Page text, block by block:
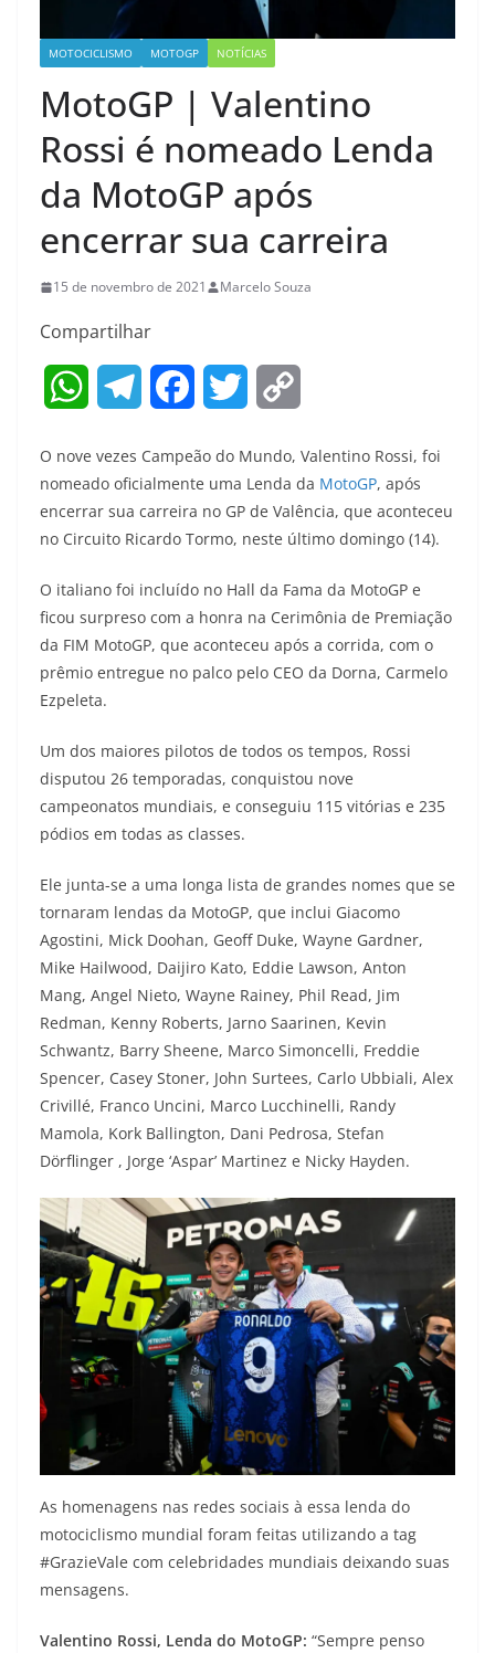
MOTOCICLISMO MOTOGP NOTÍCIAS
MotoGP | Valentino
Rossi é nomeado Lenda
da MotoGP após
encerrar sua carreira
15 de novembro de 2021 Marcelo Souza
Compartilhar
W
a
t
p
p
l
e
a
c
e
o
o
i
t
r
p
y
n
O nove vezes Campeão do Mundo, Valentino Rossi, foi
nomeado oficialmente uma Lenda da MotoGP, após
encerrar sua carreira no GP de Valência, que aconteceu
no Circuito Ricardo Tormo, neste último domingo (14).
O italiano foi incluído no Hall da Fama da MotoGP e
ficou surpreso com a honra na Cerimônia de Premiação
da FIM MotoGP, que aconteceu após a corrida, com o
prêmio entregue no palco pelo CEO da Dorna, Carmelo
Ezpeleta.
Um dos maiores pilotos de todos os tempos, Rossi
disputou 26 temporadas, conquistou nove
campeonatos mundiais, e conseguiu 115 vitórias e 235
pódios em todas as classes.
Ele junta-se a uma longa lista de grandes nomes que se
tornaram lendas da MotoGP, que inclui Giacomo
Agostini, Mick Doohan, Geoff Duke, Wayne Gardner,
Mike Hailwood, Daijiro Kato, Eddie Lawson, Anton
Mang, Angel Nieto, Wayne Rainey, Phil Read, Jim
Redman, Kenny Roberts, Jarno Saarinen, Kevin
Schwantz, Barry Sheene, Marco Simoncelli, Freddie
Spencer, Casey Stoner, John Surtees, Carlo Ubbiali, Alex
Crivillé, Franco Uncini, Marco Lucchinelli, Randy
Mamola, Kork Ballington, Dani Pedrosa, Stefan
Dörflinger , Jorge ‘Aspar’ Martinez e Nicky Hayden.
As homenagens nas redes sociais à essa lenda do
motociclismo mundial foram feitas utilizando a tag
#GrazieVale com celebridades mundiais deixando suas
mensagens.
Valentino Rossi, Lenda do MotoGP: “Sempre penso